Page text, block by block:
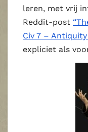
leren, met vrij
Reddit‑post
Civ 7 –
expliciet als